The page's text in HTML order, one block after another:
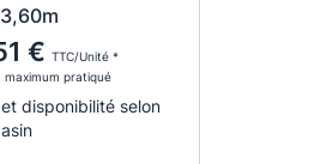
€ TTC/Unité *
maximum pratiqué
disponibilité selon